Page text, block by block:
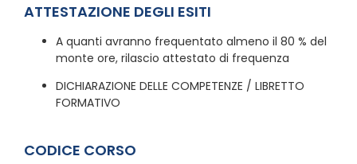
ATTESTAZIONE DEGLI ESITI
A quanti avranno frequentato almeno il 80 % del
monte ore, rilascio attestato di frequenza
DICHIARAZIONE DELLE COMPETENZE / LIBRETTO
FORMATIVO
CODICE CORSO